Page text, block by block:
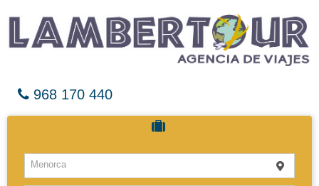
968 170 440
Hoteles
Menorca